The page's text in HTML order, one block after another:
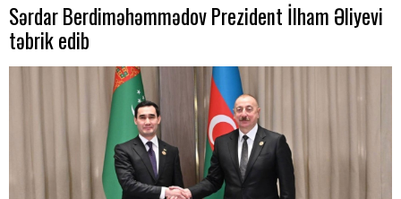
Sərdar Berdiməhəmmədov Prezident İlham Əliyevi
təbrik edib